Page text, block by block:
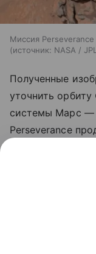
Миссия
источник: NASA /
Полученные
уточнить
системы Марс —
Perseverance
отправить